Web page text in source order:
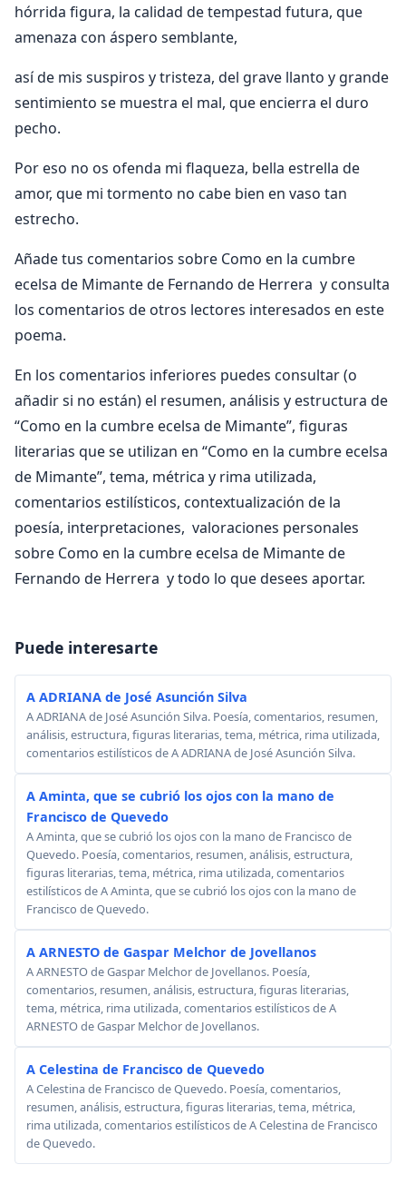
hórrida figura, la calidad de tempestad futura, que
amenaza con áspero semblante,
así de mis suspiros y tristeza, del grave llanto y grande
sentimiento se muestra el mal, que encierra el duro
pecho.
Por eso no os ofenda mi flaqueza, bella estrella de
amor, que mi tormento no cabe bien en vaso tan
estrecho.
Añade tus comentarios sobre Como en la cumbre
ecelsa de Mimante de Fernando de Herrera y consulta
los comentarios de otros lectores interesados en este
poema.
En los comentarios inferiores puedes consultar (o
añadir si no están) el resumen, análisis y estructura de
“Como en la cumbre ecelsa de Mimante”, figuras
literarias que se utilizan en “Como en la cumbre ecelsa
de Mimante”, tema, métrica y rima utilizada,
comentarios estilísticos, contextualización de la
poesía, interpretaciones, valoraciones personales
sobre Como en la cumbre ecelsa de Mimante de
Fernando de Herrera y todo lo que desees aportar.
Puede interesarte
A ADRIANA de José Asunción Silva
A ADRIANA de José Asunción Silva. Poesía, comentarios, resumen,
análisis, estructura, figuras literarias, tema, métrica, rima utilizada,
comentarios estilísticos de A ADRIANA de José Asunción Silva.
A Aminta, que se cubrió los ojos con la mano de
Francisco de Quevedo
A Aminta, que se cubrió los ojos con la mano de Francisco de
Quevedo. Poesía, comentarios, resumen, análisis, estructura,
figuras literarias, tema, métrica, rima utilizada, comentarios
estilísticos de A Aminta, que se cubrió los ojos con la mano de
Francisco de Quevedo.
A ARNESTO de Gaspar Melchor de Jovellanos
A ARNESTO de Gaspar Melchor de Jovellanos. Poesía,
comentarios, resumen, análisis, estructura, figuras literarias,
tema, métrica, rima utilizada, comentarios estilísticos de A
ARNESTO de Gaspar Melchor de Jovellanos.
A Celestina de Francisco de Quevedo
A Celestina de Francisco de Quevedo. Poesía, comentarios,
resumen, análisis, estructura, figuras literarias, tema, métrica,
rima utilizada, comentarios estilísticos de A Celestina de Francisco
de Quevedo.